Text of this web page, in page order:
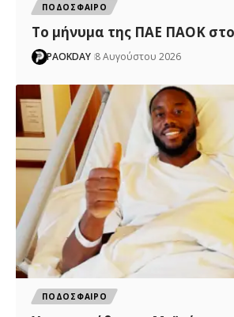
ΠΟΔΟΣΦΑΙΡΟ
Το μήνυμα της ΠΑΕ ΠΑΟΚ
PAOKDAY 8 Αυγούστου 2026
ΠΟΔΟΣΦΑΙΡΟ